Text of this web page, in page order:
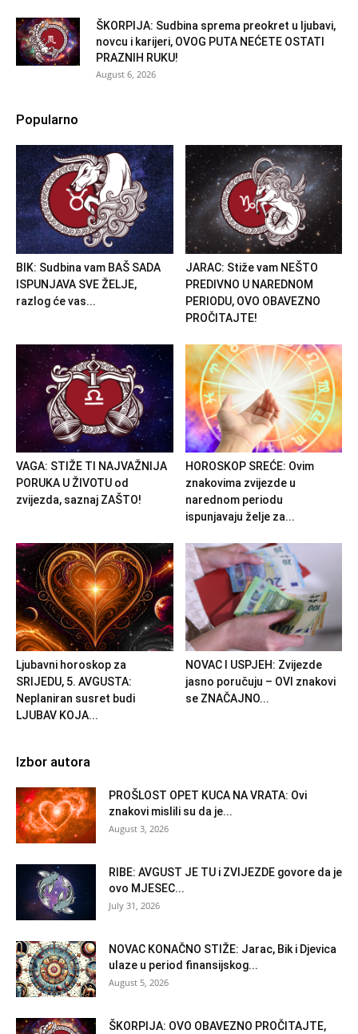
ŠKORPIJA: Sudbina sprema preokret u ljubavi,
novcu i karijeri, OVOG PUTA NEĆETE OSTATI
PRAZNIH RUKU!
August 6, 2026
Popularno
BIK: Sudbina vam BAŠ SADA
ISPUNJAVA SVE ŽELJE,
razlog će vas...
JARAC: Stiže vam NEŠTO
PREDIVNO U NAREDNOM
PERIODU, OVO OBAVEZNO
PROČITAJTE!
VAGA: STIŽE TI NAJVAŽNIJA
PORUKA U ŽIVOTU od
zvijezda, saznaj ZAŠTO!
HOROSKOP SREĆE: Ovim
znakovima zvijezde u
narednom periodu
ispunjavaju želje za...
Ljubavni horoskop za
SRIJEDU, 5. AVGUSTA:
Neplaniran susret budi
LJUBAV KOJA...
NOVAC I USPJEH: Zvijezde
jasno poručuju – OVI znakovi
se ZNAČAJNO...
Izbor autora
PROŠLOST OPET KUCA NA VRATA: Ovi
znakovi mislili su da je...
August 3, 2026
RIBE: AVGUST JE TU i ZVIJEZDE govore da je
ovo MJESEC...
July 31, 2026
NOVAC KONAČNO STIŽE: Jarac, Bik i Djevica
ulaze u period finansijskog...
August 5, 2026
ŠKORPIJA: OVO OBAVEZNO PROČITAJTE,